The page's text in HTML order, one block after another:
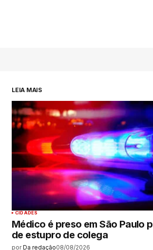
LEIA MAIS
CIDADES
Médico é preso em São Paulo
de estupro de colega
por Da redação08/08/2026